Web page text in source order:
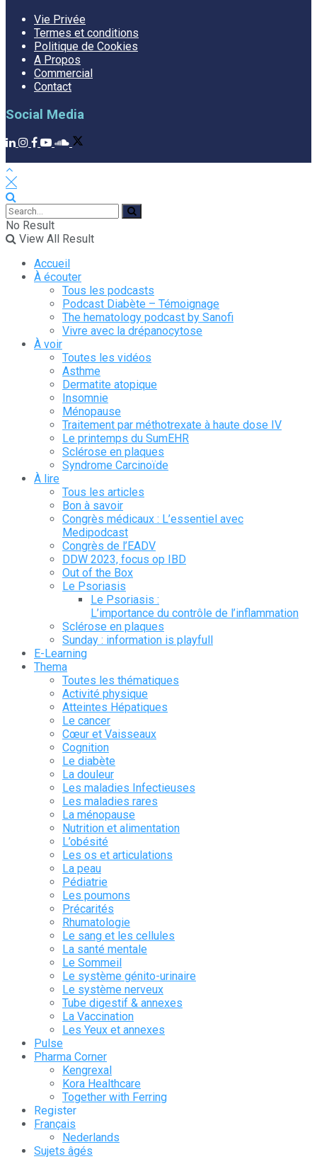
Vie Privée
Termes et conditions
Politique de Cookies
A Propos
Commercial
Contact
Social Media
No Result
View All Result
Accueil
À écouter
Tous les podcasts
Podcast Diabète – Témoignage
The hematology podcast by Sanofi
Vivre avec la drépanocytose
À voir
Toutes les vidéos
Asthme
Dermatite atopique
Insomnie
Ménopause
Traitement par méthotrexate à haute dose IV
Le printemps du SumEHR
Sclérose en plaques
Syndrome Carcinoïde
À lire
Tous les articles
Bon à savoir
Congrès médicaux : L’essentiel avec
Medipodcast
Congrès de l’EADV
DDW 2023, focus op IBD
Out of the Box
Le Psoriasis
Le Psoriasis :
L’importance du contrôle de l’inflammation
Sclérose en plaques
Sunday : information is playfull
E-Learning
Thema
Toutes les thématiques
Activité physique
Atteintes Hépatiques
Le cancer
Cœur et Vaisseaux
Cognition
Le diabète
La douleur
Les maladies Infectieuses
Les maladies rares
La ménopause
Nutrition et alimentation
L’obésité
Les os et articulations
La peau
Pédiatrie
Les poumons
Précarités
Rhumatologie
Le sang et les cellules
La santé mentale
Le Sommeil
Le système génito-urinaire
Le système nerveux
Tube digestif & annexes
La Vaccination
Les Yeux et annexes
Pulse
Pharma Corner
Kengrexal
Kora Healthcare
Together with Ferring
Register
Français
Nederlands
Sujets âgés